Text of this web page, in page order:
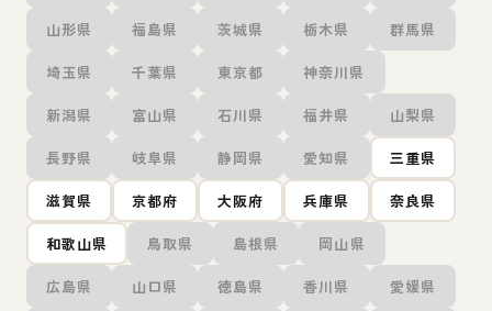
山形県 福島県 茨城県 栃木県 群馬県
埼玉県 千葉県 東京都 神奈川県
新潟県 富山県 石川県 福井県 山梨県
長野県 岐阜県 静岡県 愛知県 三重県
滋賀県 京都府 大阪府 兵庫県 奈良県
和歌山県 鳥取県 島根県 岡山県
広島県 山口県 徳島県 香川県 愛媛県